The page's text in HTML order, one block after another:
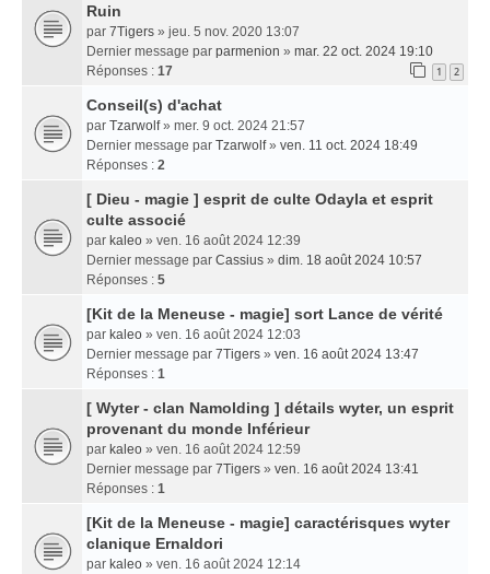
Ruin
par 7Tigers » jeu. 5 nov. 2020 13:07
Dernier message par parmenion » mar. 22 oct. 2024 19:10
Réponses : 17 1 2
Conseil(s) d'achat
par Tzarwolf» mer. 9 oct. 2024 21:57
Dernier message par Tzarwolf» ven. 11 oct. 2024 18:49
Réponses : 2
[ Dieu - magie ] esprit de culte Odayla et esprit
culte associé
par kaleo » ven. 16 août 2024 12:39
Dernier message par Cassius » dim. 18 août 2024 10:57
Réponses : 5
[Kit de la Meneuse - magie] sort Lance de vérité
par kaleo » ven. 16 août 2024 12:03
Dernier message par 7Tigers » ven. 16 août 2024 13:47
Réponses : 1
[ Wyter - clan Namolding ] détails wyter, un esprit
provenant du monde Inférieur
par kaleo » ven. 16 août 2024 12:59
Dernier message par 7Tigers » ven. 16 août 2024 13:41
Réponses : 1
[Kit de la Meneuse - magie] caractérisques wyter
clanique Ernaldori
par kaleo » ven. 16 août 2024 12:14